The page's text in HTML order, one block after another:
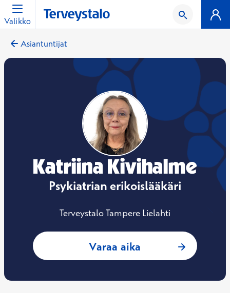
Valikko
Asiantuntijat
Katriina Kivihalme
Psykiatrian erikoislääkäri
Terveystalo Tampere Lielahti
Varaa aika : Katriina